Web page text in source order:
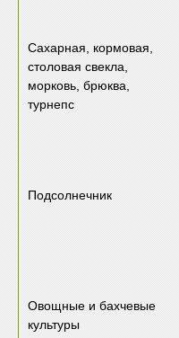
Сахарная, кормовая,
столовая свекла,
морковь, брюква,
турнепс
Подсолнечник
Овощные и бахчевые
культуры